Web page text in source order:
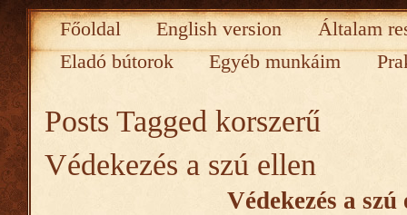
Főoldal English version
Általam
Eladó bútorok
Egyéb munkáim
Posts Tagged korszerű
Védekezés a szú ellen
Védekezés a szú